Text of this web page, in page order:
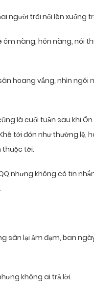
người trôi nổi lên xuống
ôm nàng, hôn nàng, nói
hoang vắng, nhìn ngôi
là cuối tuần sau khi Ôn
tới đón như thường lệ,
thuộc tới.
nhưng không có tin
sân lại ảm đạm, ban
không ai trả lời.